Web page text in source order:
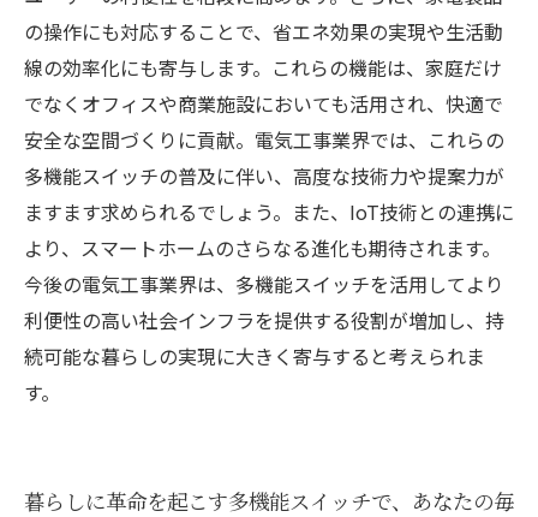
の操作にも対応することで、省エネ効果の実現や生活動
線の効率化にも寄与します。これらの機能は、家庭だけ
でなくオフィスや商業施設においても活用され、快適で
安全な空間づくりに貢献。電気工事業界では、これらの
多機能スイッチの普及に伴い、高度な技術力や提案力が
ますます求められるでしょう。また、IoT技術との連携に
より、スマートホームのさらなる進化も期待されます。
今後の電気工事業界は、多機能スイッチを活用してより
利便性の高い社会インフラを提供する役割が増加し、持
続可能な暮らしの実現に大きく寄与すると考えられま
す。
暮らしに革命を起こす多機能スイッチで、あなたの毎